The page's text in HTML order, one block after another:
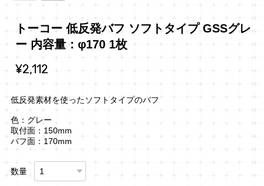
トーコー 低反発バフ ソフトタイプ GSSグレ
ー 内容量：φ170 1枚
¥2,112
低反発素材を使ったソフトタイプのバフ
色：グレー
取付面：150mm
バフ面：170mm
数量